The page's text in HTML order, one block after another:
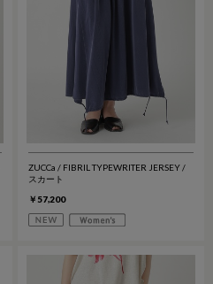
ZUCCa / FIBRIL TYPEWRITER JERSEY /
スカート
￥57,200